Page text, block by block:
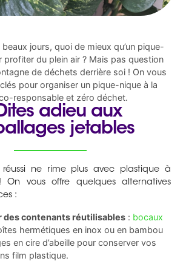
beaux jours, quoi de mieux qu’un pique-
profiter du plein air ? Mais pas question
de déchets derrière soi ! On vous
pour organiser un pique-nique à la
responsable et zéro déchet.
adieu aux
jetables
réussi ne rime plus avec plastique à
On vous offre quelques alternatives
:
des contenants réutilisables : bocaux
hermétiques en inox ou en bambou
en cire d’abeille pour conserver vos
film plastique.